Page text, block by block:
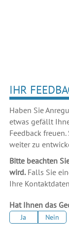
IHR
Haben Sie
etwas gefällt
Feedback
weiter zu
Bitte beachten
wird.Falls Sie
Ihre
Hat Ihnen das
Ja Nein